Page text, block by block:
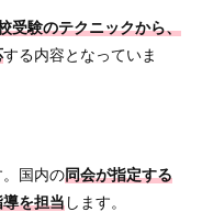
受験のテクニックから、
する内容となっていま
国内の同会が指定する
を担当します。